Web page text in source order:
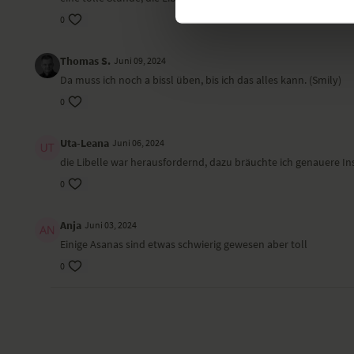
0
Thomas S. Juni 09, 2024
Da muss ich noch a bissl üben, bis ich das alles kann. (Smily)
0
Uta-Leana Juni 06, 2024
die Libelle war herausfordernd, dazu bräuchte ich genauere
0
Anja Juni 03, 2024
Einige Asanas sind etwas schwierig gewesen aber toll
0